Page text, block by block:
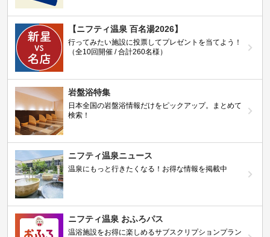
【ニフティ温泉 百名湯2026】
行ってみたい施設に投票してプレゼントを当てよう！
（全10回開催 / 合計260名様）
岩盤浴特集
日本全国の岩盤浴情報だけをピックアップ。まとめて
検索！
ニフティ温泉ニュース
温泉にもっと行きたくなる！お得な情報を掲載中
ニフティ温泉 おふろパス
温浴施設をお得に楽しめるサブスクリプションプラン